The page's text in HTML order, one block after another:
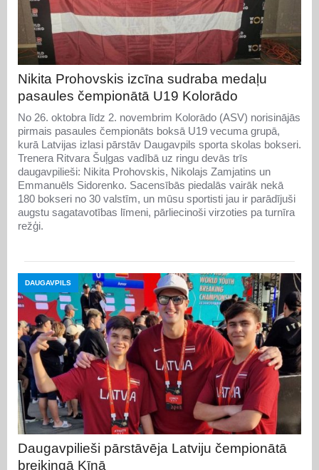
Nikita Prohovskis izcīna sudraba medaļu
pasaules čempionātā U19 Kolorādo
No 26. oktobra līdz 2. novembrim Kolorādo (ASV) norisinājās
pirmais pasaules čempionāts boksā U19 vecuma grupā,
kurā Latvijas izlasi pārstāv Daugavpils sporta skolas bokseri.
Trenera Ritvara Šuļgas vadībā uz ringu devās trīs
daugavpilieši: Nikita Prohovskis, Nikolajs Zamjatins un
Emmanuēls Sidorenko. Sacensībās piedalās vairāk nekā
180 bokseri no 30 valstīm, un mūsu sportisti jau ir parādījuši
augstu sagatavotības līmeni, pārliecinoši virzoties pa turnīra
režģi.
DAUGAVPILS
Daugavpilieši pārstāvēja Latviju čempionātā
breikingā Ķīnā